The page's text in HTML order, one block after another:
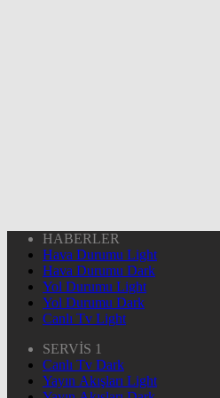
HABERLER
Hava Durumu Light
Hava Durumu Dark
Yol Durumu Light
Yol Durumu Dark
Canlı Tv Light
SERVİS 1
Canlı Tv Dark
Yayın Akışları Light